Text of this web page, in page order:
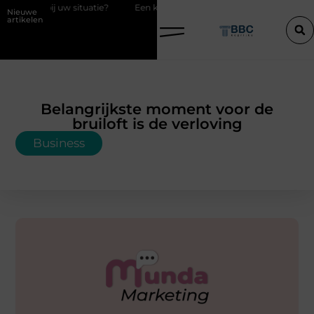
Nieuwe
artikelen
situatie? Een konijn met pit en waarom RaBBiT verrast
Belangrijkste moment voor de
bruiloft is de verloving
Business